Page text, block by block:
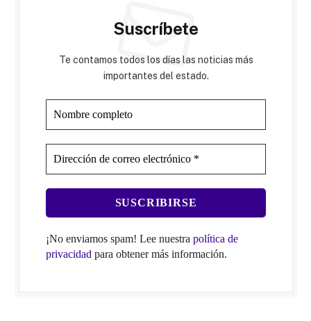
Suscríbete
Te contamos todos los días las noticias más
importantes del estado.
¡No enviamos spam! Lee nuestra política de
privacidadpara obtener más información.